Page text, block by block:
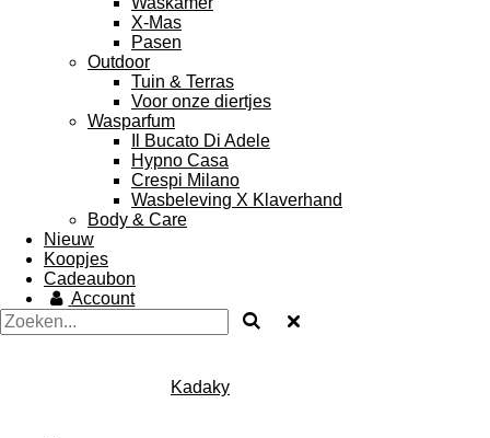
X-Mas
Pasen
Outdoor
Tuin & Terras
Voor onze diertjes
Wasparfum
Il Bucato Di Adele
Hypno Casa
Crespi Milano
Wasbeleving X Klaverhand
Body & Care
Nieuw
Koopjes
Cadeaubon
Account
Kadaky